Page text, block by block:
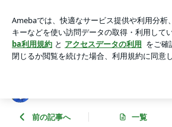
の「夜のスカイツリー」へ | 東京スカイ
ログ
アプリをダウンロードして ブログの更新通知
ょう。
前の記事へ 一覧